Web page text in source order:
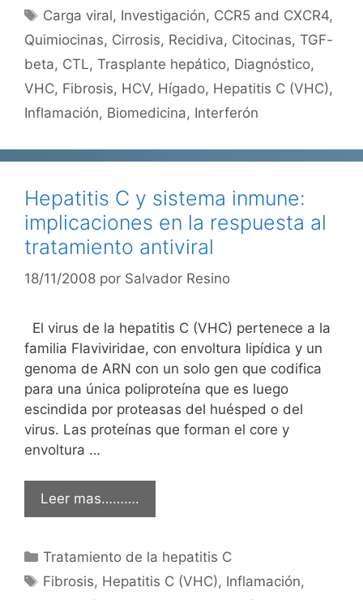
Etiquetas
Carga viral, Investigación, CCR5 and CXCR4,
Quimiocinas, Cirrosis, Recidiva, Citocinas, TGF-
beta, CTL, Trasplante hepático, Diagnóstico,
VHC, Fibrosis, HCV, Hígado, Hepatitis C (VHC),
Inflamación, Biomedicina, Interferón
Hepatitis C y sistema inmune:
implicaciones en la respuesta al
tratamiento antiviral
18/11/2008 por Salvador Resino
El virus de la hepatitis C (VHC) pertenece a la
familia Flaviviridae, con envoltura lipídica y un
genoma de ARN con un solo gen que codifica
para una única poliproteína que es luego
escindida por proteasas del huésped o del
virus. Las proteínas que forman el core y
envoltura …
Leer mas……….
Categorías
Tratamiento de la hepatitis C
Etiquetas
Fibrosis, Hepatitis C (VHC), Inflamación,